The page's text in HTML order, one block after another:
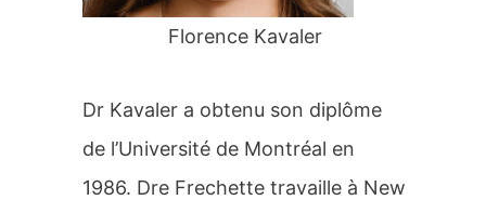
:
Florence Kavaler
Dr Kavaler a obtenu son diplôme
de l’Université de Montréal en
1986. Dre Frechette travaille à New